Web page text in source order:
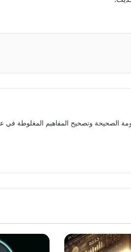
الصحيحة وتصحيح المفاهيم المغلوطة في